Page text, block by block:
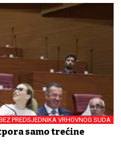
PREDSJEDNIKA VRHOVNOG SUDA
samo trećine